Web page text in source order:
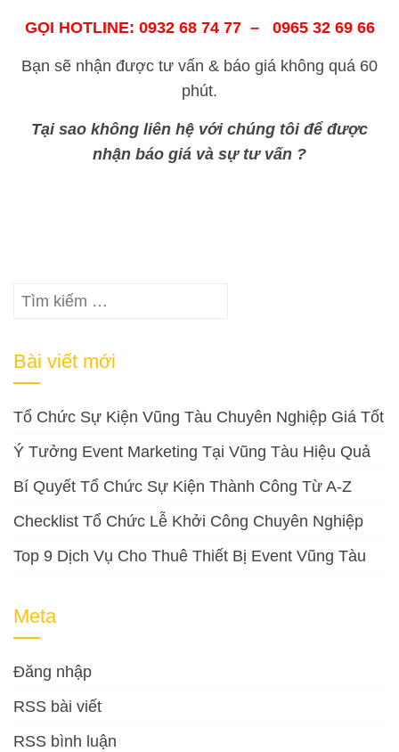
GỌI HOTLINE: 0932 68 74 77 – 0965 32 69 66
Bạn sẽ nhận được tư vấn & báo giá không quá 60
phút.
Tại sao không liên hệ với chúng tôi để được
nhận báo giá và sự tư vấn ?
Tìm
Bài viết mới
Tổ Chức Sự Kiện Vũng Tàu Chuyên Nghiệp Giá Tốt
Ý Tưởng Event Marketing Tại Vũng Tàu Hiệu Quả
Bí Quyết Tổ Chức Sự Kiện Thành Công Từ A-Z
Checklist Tổ Chức Lễ Khởi Công Chuyên Nghiệp
Top 9 Dịch Vụ Cho Thuê Thiết Bị Event Vũng Tàu
Meta
Đăng nhập
RSS bài viết
RSS bình luận